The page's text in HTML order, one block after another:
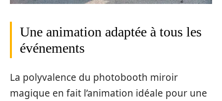
Une animation adaptée à tous les
événements
La polyvalence du photobooth miroir
magique en fait l’animation idéale pour une